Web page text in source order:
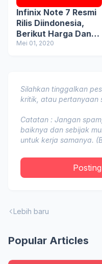
Infinix Note 7 Resmi
Rilis Diindonesia,
Berikut Harga Dan
Spesifikasinya
Mei 01, 2020
Silahkan tinggalkan
kritik, atau pertanyaan
Catatan : Jangan
baiknya dan sebijak
untuk kerja samanya.
Lebih baru
Popular Articles